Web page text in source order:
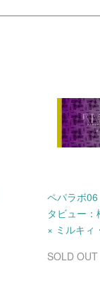
ペパラボ
タビュー：
× ミルキィ
SOLD OUT